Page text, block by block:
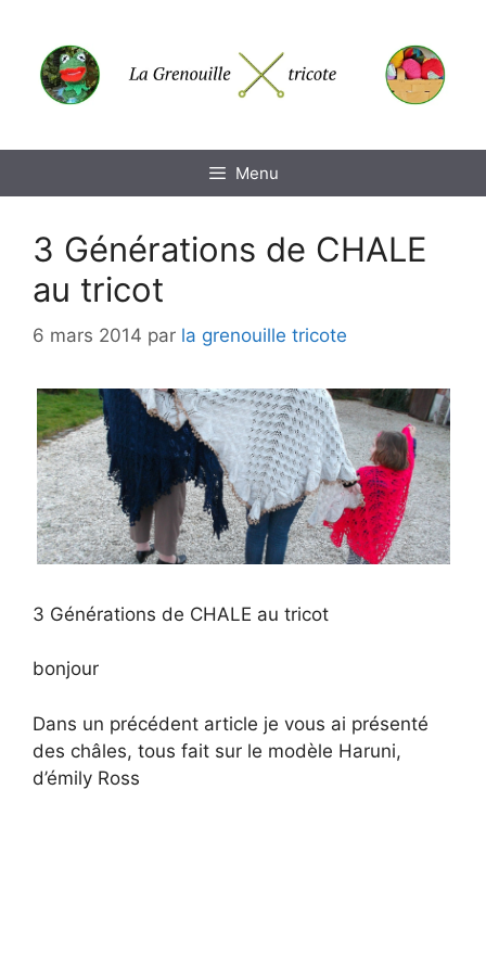
contenu
Menu
3 Générations de CHALE
au tricot
6 mars 2014 par la grenouille tricote
3 Générations de CHALE au tricot
bonjour
Dans un précédent article je vous ai présenté
des châles, tous fait sur le modèle Haruni,
d’émily Ross